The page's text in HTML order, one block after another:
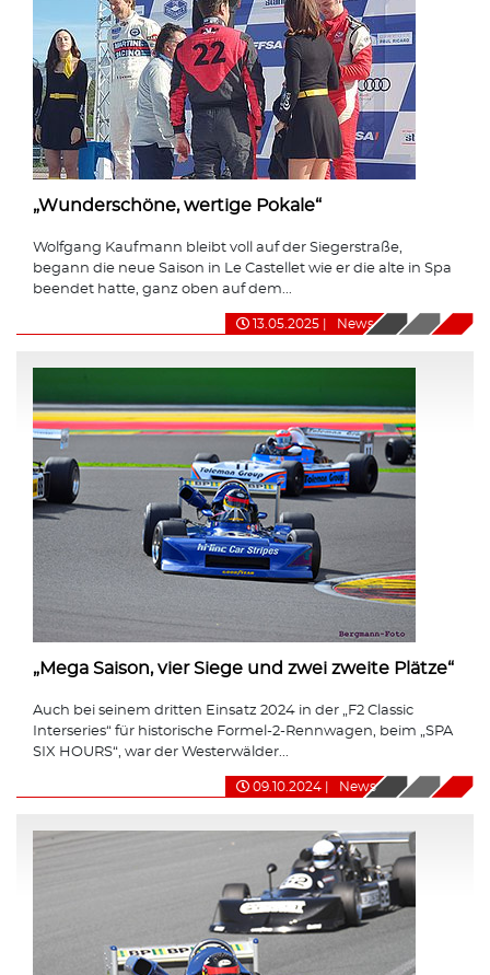
„Wunderschöne, wertige Pokale“
Wolfgang Kaufmann bleibt voll auf der Siegerstraße,
begann die neue Saison in Le Castellet wie er die alte in Spa
beendet hatte, ganz oben auf dem...
13.05.2025 News
„Mega Saison, vier Siege und zwei zweite Plätze“
Auch bei seinem dritten Einsatz 2024 in der „F2 Classic
Interseries“ für historische Formel-2-Rennwagen, beim „SPA
SIX HOURS“, war der Westerwälder...
09.10.2024 News